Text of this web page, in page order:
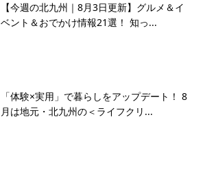
【今週の北九州｜8月3日更新】グルメ＆イ
ベント＆おでかけ情報21選！ 知っ...
「体験×実用」で暮らしをアップデート！ 8
月は地元・北九州の＜ライフクリ...